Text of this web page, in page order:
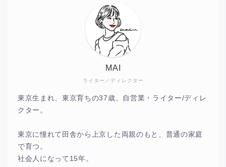
ライター／ディレクター
MAI
東京生まれ、東京育ちの37歳。自営業・ライター/ディレ
クター。
東京に憧れて田舎から上京した両親のもと、普通の家庭
で育つ。
社会人になって15年。